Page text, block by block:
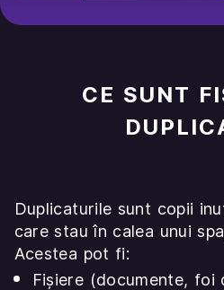
CE SUNT
Duplicaturile sunt copii
care stau în calea unui
Acestea pot fi:
Fișiere (documente, foi